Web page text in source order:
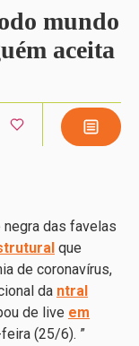
mundo
aceita
das favelas
que
de coronavírus,
da ntral
de live em
(25/6). ”